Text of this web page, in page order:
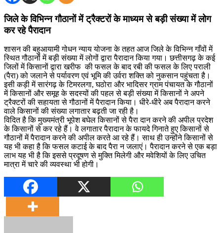
जिले के विभिन्न गौठानों में ट्रैक्टरों के माध्यम से बड़ी संख्या में लोग
कर रहे पैरादान
शासन की बहुआयामी गोधन न्याय योजना के तहत आज जिले के विभिन्न गाँवों में
स्थित गौठानों में बड़ी संख्या में लोगों द्वारा पैरादान किया गया। छत्तीसगढ़ के कई
जिलों में किसानों द्वारा खरीफ की फसल के बाद रबी की फसल के लिए पराली
(पैरा) को जलाने से पर्यावरण एवं भूमि की उर्वरा शक्ति को नुकसान पहुंचता है।
इसी कड़ी में सारंगढ़ के टिमरलगा, घठोरा और भादिसर ग्राम पंचायत के गौठानों
में किसानों और समूह के सदस्यों की पहल से बड़ी संख्या में किसानों ने अपने
ट्रैक्टरों की सहायता से गौठानों में पैरादान किया। धीरे-धीरे अब पैरादान करने
वाले किसानों की संख्या लगातार बढ़ती जा रही है।
विदित है कि मुख्यमंत्री भूपेश बघेल किसानों से पैरा दान करने की अपील प्रदेश
के किसानों से कर रहे हैं। वे लगातार पैरादान के फायदे गिनाते हुए किसानों से
गौठानों में पैरादान करने की अपील करते आ रहे हैं। साथ ही उन्होंने किसानों से
यह भी कहा है कि फसल कटाई के बाद पैरा न जलाएं। पैरादान करने से एक बड़ा
लाभ यह भी है कि इससे प्रदूषण से मुक्ति मिलेगी और मवेशियों के लिए उचित
मात्रा में चारे की व्यवस्था भी होगी।